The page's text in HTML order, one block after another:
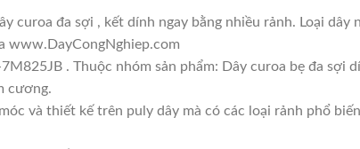
curoa đa sợi , kết dính ngay bằng nhiều rảnh. Loại
www.DayCongNghiep.com
. Thuộc nhóm sản phẩm: Dây curoa bẹ đa sợi
cương.
và thiết kế trên puly dây mà có các loại rảnh phổ